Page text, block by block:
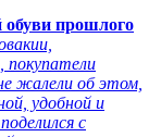
прошлого
покупатели
жалели об этом,
удобной и
с